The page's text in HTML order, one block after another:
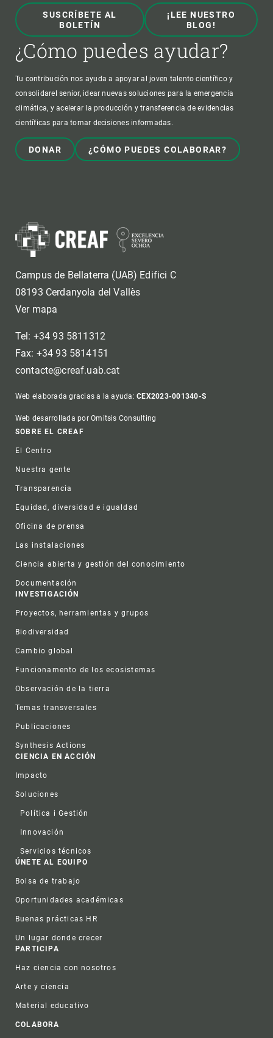
SUSCRÍBETE AL
BOLETÍN
¡LEE NUESTRO
BLOG!
¿Cómo puedes ayudar?
Tu contribución nos ayuda a apoyar al joven talento científico y
consolidarel senior, idear nuevas soluciones para la emergencia
climática, y acelerar la producción y transferencia de evidencias
científicas para tomar decisiones informadas.
DONAR ¿CÓMO PUEDES COLABORAR?
Campus de Bellaterra (UAB) Edifici C
08193 Cerdanyola del Vallès
Ver mapa
Tel: +34 93 5811312
Fax: +34 93 5814151
contacte@creaf.uab.cat
Web elaborada gracias a la ayuda:CEX2023-001340-S
Web desarrollada por Omitsis Consulting
Footer
SOBRE EL CREAF
El Centro
Nuestra gente
Transparencia
Equidad, diversidad e igualdad
Oficina de prensa
Las instalaciones
Ciencia abierta y gestión del conocimiento
Documentación
INVESTIGACIÓN
Proyectos, herramientas y grupos
Biodiversidad
Cambio global
Funcionamento de los ecosistemas
Observación de la tierra
Temas transversales
Publicaciones
Synthesis Actions
CIENCIA EN ACCIÓN
Impacto
Soluciones
Política i Gestión
Innovación
Servicios técnicos
ÚNETE AL EQUIPO
Bolsa de trabajo
Oportunidades académicas
Buenas prácticas HR
Un lugar donde crecer
PARTICIPA
Haz ciencia con nosotros
Arte y ciencia
Material educativo
COLABORA